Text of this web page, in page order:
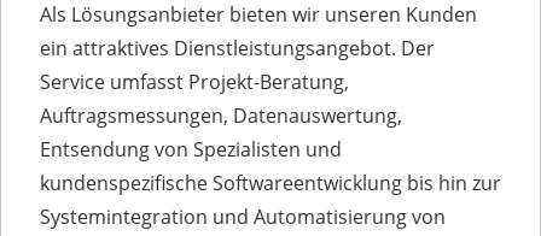
Als Lösungsanbieter bieten wir unseren Kunden
ein attraktives Dienstleistungsangebot. Der
Service umfasst Projekt-Beratung,
Auftragsmessungen, Datenauswertung,
Entsendung von Spezialisten und
kundenspezifische Softwareentwicklung bis hin zur
Systemintegration und Automatisierung von